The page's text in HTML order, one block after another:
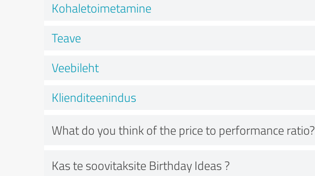
Kohaletoimetamine
Teave
Veebileht
Klienditeenindus
What do you think of the price to performance ratio?
Kas te soovitaksite Birthday Ideas ?